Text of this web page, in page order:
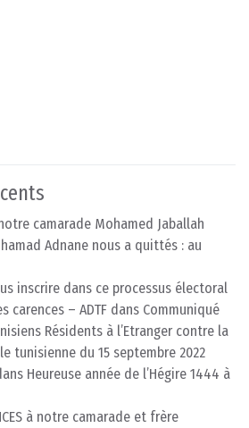
camarade Mohamed Jaballah
Adnane nous a quittés : au
inscrire dans ce processus électoral
carences – ADTF dans Communiqué
Résidents à l’Etranger contre la
tunisienne du 15 septembre 2022
Heureuse année de l’Hégire 1444 à
à notre camarade et frère